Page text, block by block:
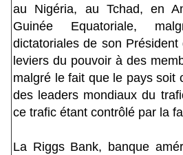
au Nigéria, au Tchad, en
Guinée Equatoriale,
dictatoriales de son
leviers du pouvoir à des
malgré le fait que le pays soit
des leaders mondiaux du
ce trafic étant contrôlé par la
La Riggs Bank, banque